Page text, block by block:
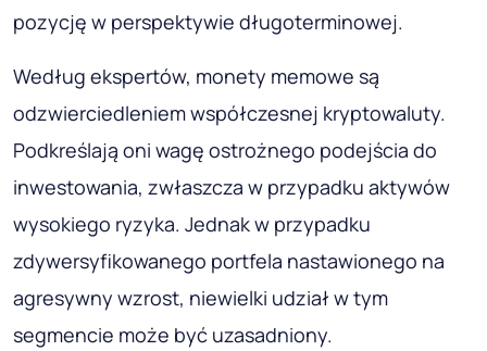
pozycję w perspektywie długoterminowej.
Według ekspertów, monety memowe są
odzwierciedleniem współczesnej kryptowaluty.
Podkreślają oni wagę ostrożnego podejścia do
inwestowania, zwłaszcza w przypadku aktywów
wysokiego ryzyka. Jednak w przypadku
zdywersyfikowanego portfela nastawionego na
agresywny wzrost, niewielki udział w tym
segmencie może być uzasadniony.